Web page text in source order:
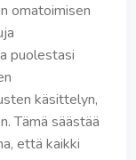
omatoimisen
puolestasi
käsittelyn,
Tämä säästää
että kaikki